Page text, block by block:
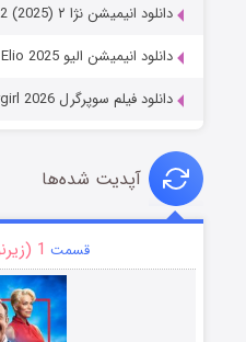
دانلود انیمیشن نژا ۲ Ne Zha 2 (2025)
دانلود انیمیشن الیو Elio 2025
دانلود فیلم سوپرگرل Supergirl 2026
آپدیت شده‌ها
قسمت 1 (زیرنویس)